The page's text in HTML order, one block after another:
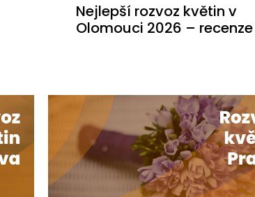
Nejlepší rozvoz květin v
Olomouci 2026 – recenze